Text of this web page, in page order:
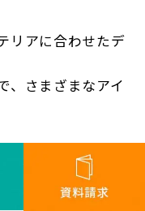
リアに合わせたデ
、さまざまなアイ